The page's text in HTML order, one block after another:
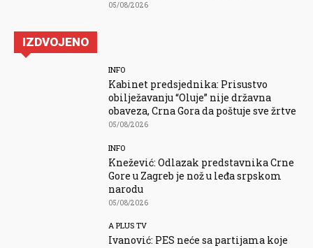
05/08/2026
IZDVOJENO
INFO
Kabinet predsjednika: Prisustvo
obilježavanju “Oluje” nije državna
obaveza, Crna Gora da poštuje sve žrtve
05/08/2026
INFO
Knežević: Odlazak predstavnika Crne
Gore u Zagreb je nož u leđa srpskom
narodu
05/08/2026
A PLUS TV
Ivanović: PES neće sa partijama koje